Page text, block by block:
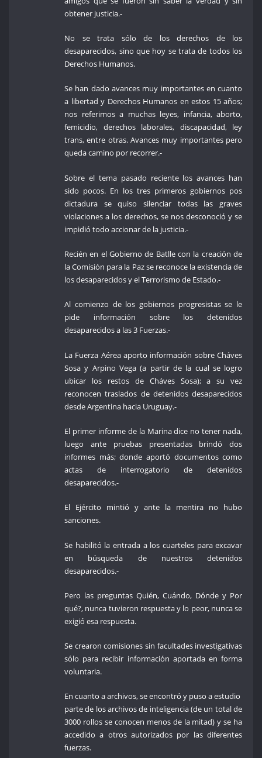
obtener justicia.-
No se trata sólo de los derechos de los
desaparecidos, sino que hoy se trata de todos los
Derechos Humanos.
Se han dado avances muy importantes en cuanto
a libertad y Derechos Humanos en estos 15 años;
nos referimos a muchas leyes, infancia, aborto,
femicidio, derechos laborales, discapacidad, ley
trans, entre otras. Avances muy importantes pero
queda camino por recorrer.-
Sobre el tema pasado reciente los avances han
sido pocos. En los tres primeros gobiernos pos
dictadura se quiso silenciar todas las graves
violaciones a los derechos, se nos desconoció y se
impidió todo accionar de la justicia.-
Recién en el Gobierno de Batlle con la creación de
la Comisión para la Paz se reconoce la existencia de
los desaparecidos y el Terrorismo de Estado.-
Al comienzo de los gobiernos progresistas se le
pide información sobre los detenidos
desaparecidos a las 3 Fuerzas.-
La Fuerza Aérea aporto información sobre Cháves
Sosa y Arpino Vega (a partir de la cual se logro
ubicar los restos de Cháves Sosa); a su vez
reconocen traslados de detenidos desaparecidos
desde Argentina hacia Uruguay.-
El primer informe de la Marina dice no tener nada,
luego ante pruebas presentadas brindó dos
informes más; donde aportó documentos como
actas de interrogatorio de detenidos
desaparecidos.-
El Ejército mintió y ante la mentira no hubo
sanciones.
Se habilitó la entrada a los cuarteles para excavar
en búsqueda de nuestros detenidos
desaparecidos.-
Pero las preguntas Quién, Cuándo, Dónde y Por
qué?, nunca tuvieron respuesta y lo peor, nunca se
exigió esa respuesta.
Se crearon comisiones sin facultades investigativas
sólo para recibir información aportada en forma
voluntaria.
En cuanto a archivos, se encontró y puso a estudio
parte de los archivos de inteligencia (de un total de
3000 rollos se conocen menos de la mitad) y se ha
accedido a otros autorizados por las diferentes
fuerzas.